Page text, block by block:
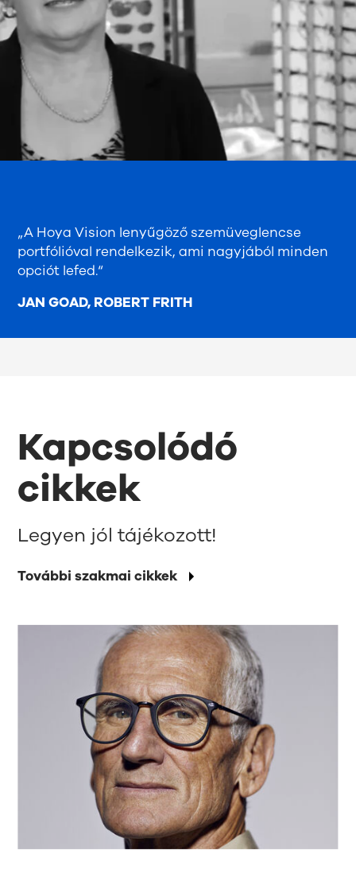
„A Hoya Vision lenyűgöző szemüveglencse
portfólióval rendelkezik, ami nagyjából minden
opciót lefed.“
JAN GOAD, ROBERT FRITH
Kapcsolódó
cikkek
További szakmai cikkek
Legyen jól tájékozott!